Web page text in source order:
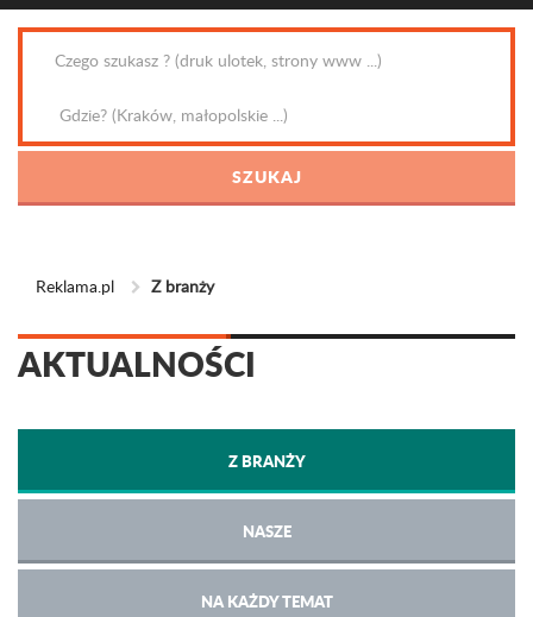
Reklama.pl Z branży
AKTUALNOŚCI
Z BRANŻY
NASZE
NA KAŻDY TEMAT